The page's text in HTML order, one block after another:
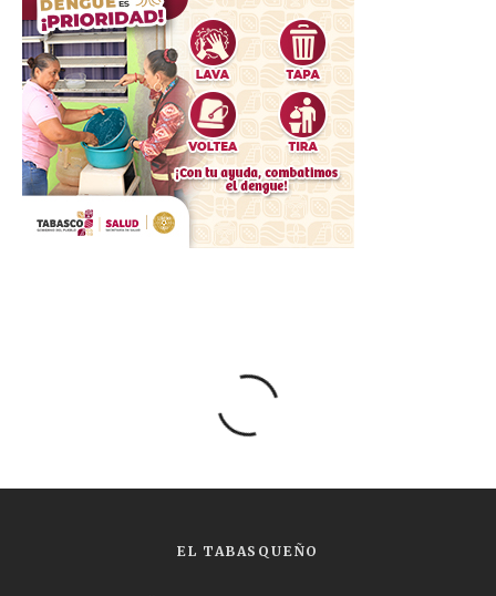
EL TABASQUEÑO